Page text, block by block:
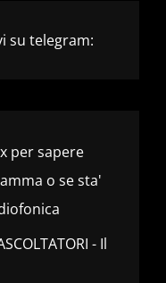
su telegram:
per sapere
o se sta'
- Il